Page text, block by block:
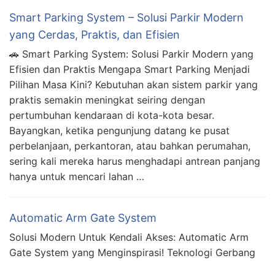
Smart Parking System – Solusi Parkir Modern
yang Cerdas, Praktis, dan Efisien
🚗 Smart Parking System: Solusi Parkir Modern yang
Efisien dan Praktis Mengapa Smart Parking Menjadi
Pilihan Masa Kini? Kebutuhan akan sistem parkir yang
praktis semakin meningkat seiring dengan
pertumbuhan kendaraan di kota-kota besar.
Bayangkan, ketika pengunjung datang ke pusat
perbelanjaan, perkantoran, atau bahkan perumahan,
sering kali mereka harus menghadapi antrean panjang
hanya untuk mencari lahan …
Automatic Arm Gate System
Solusi Modern Untuk Kendali Akses: Automatic Arm
Gate System yang Menginspirasi! Teknologi Gerbang